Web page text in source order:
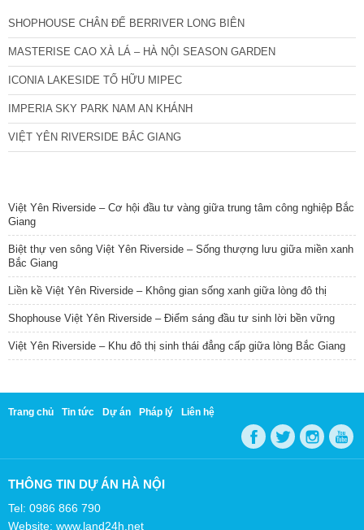
SHOPHOUSE CHÂN ĐẾ BERRIVER LONG BIÊN
MASTERISE CAO XÀ LÁ – HÀ NỘI SEASON GARDEN
ICONIA LAKESIDE TỐ HỮU MIPEC
IMPERIA SKY PARK NAM AN KHÁNH
VIỆT YÊN RIVERSIDE BẮC GIANG
Việt Yên Riverside – Cơ hội đầu tư vàng giữa trung tâm công nghiệp Bắc
Giang
Biệt thự ven sông Việt Yên Riverside – Sống thượng lưu giữa miền xanh
Bắc Giang
Liền kề Việt Yên Riverside – Không gian sống xanh giữa lòng đô thị
Shophouse Việt Yên Riverside – Điểm sáng đầu tư sinh lời bền vững
Việt Yên Riverside – Khu đô thị sinh thái đẳng cấp giữa lòng Bắc Giang
Trang chủ Tin tức Dự án Pháp lý Liên hệ
THÔNG TIN DỰ ÁN HÀ NỘI
Tel: 0986 866 790
Website: www.land24h.net